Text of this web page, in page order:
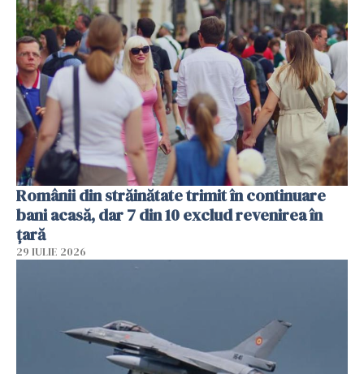
Românii din străinătate trimit în continuare
bani acasă, dar 7 din 10 exclud revenirea în
țară
29 IULIE 2026